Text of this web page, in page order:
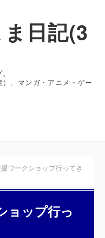
日記(3
、マンガ・アニメ・ゲー
ワークショップ行ってき
ョップ行っ